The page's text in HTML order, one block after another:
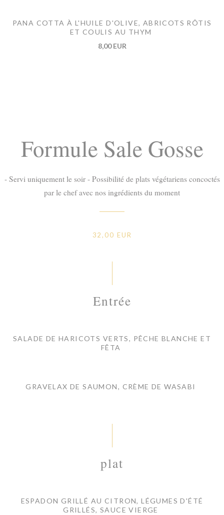
PANA COTTA À L'HUILE D'OLIVE, ABRICOTS RÔTIS
ET COULIS AU THYM
8,00 EUR
Formule Sale Gosse
- Servi uniquement le soir - Possibilité de plats végétariens concoctés
par le chef avec nos ingrédients du moment
32,00 EUR
Entrée
SALADE DE HARICOTS VERTS, PÊCHE BLANCHE ET
FÊTA
GRAVELAX DE SAUMON, CRÈME DE WASABI
plat
ESPADON GRILLÉ AU CITRON, LÉGUMES D'ÉTÉ
GRILLÉS, SAUCE VIERGE